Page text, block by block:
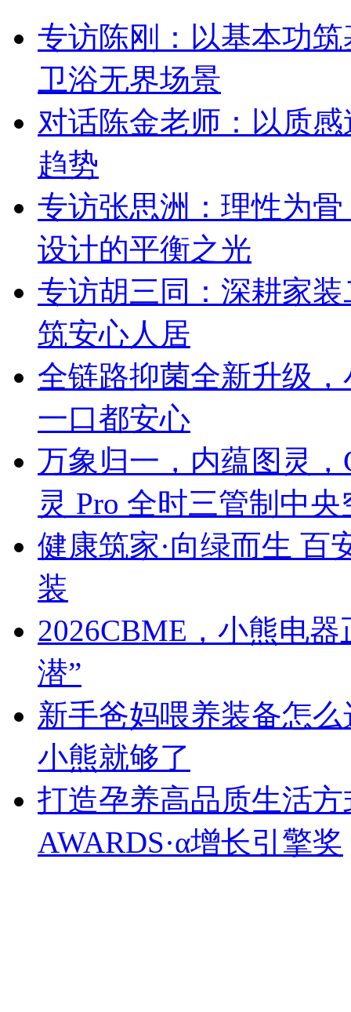
专访陈刚：以基本功
卫浴无界场景
对话陈金老师：以质
趋势
专访张思洲：理性为
设计的平衡之光
专访胡三同：深耕家
筑安心人居
全链路抑菌全新升级
一口都安心
万象归一，内蕴图灵
灵 Pro 全时三管制中央
健康筑家·向绿而生 百
装
2026CBME，小熊电
潜”
新手爸妈喂养装备怎
小熊就够了
打造孕养高品质生活
AWARDS·α增长引擎奖